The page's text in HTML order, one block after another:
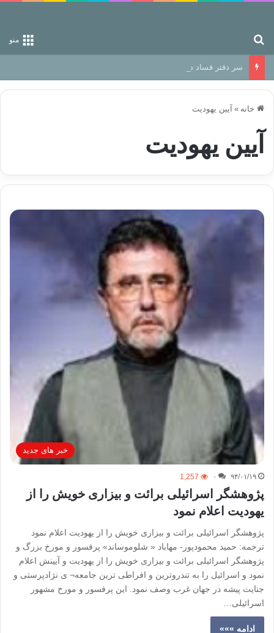
منو
سر دفتر فساد در زمین‌، دوری وکناره‌گیری از راه خداست‌!
خانه » آیین یهودیت
آیین یهودیت
خبر های جدید
۹۴/۰۱/۱۹ ۰ 1,257
پژوهشگر اسرائیلی برائت و بیزاری خویش را از
یهودیت اعلام نمود
پژوهشگر اسرائیلی برائت و بیزاری خویش را از یهودیت اعلام نمود
ترجمه: حمید محمودپور- مهاباد « شلوموساند» پرفسور و مورخ بزرگ و
پژوهشگر اسرائیلی برائت و بیزاری خویش را از یهودیت و آیینش اعلام
نمود و اسرائیل را به تندروترین و افراطی ترین جامعه¬ ی نژادپرستی و
جنایت پیشه در جهان غرب وصف نمود. این پرفسور و مورخ مشهور
اسرائیلی…
ادامه »»»